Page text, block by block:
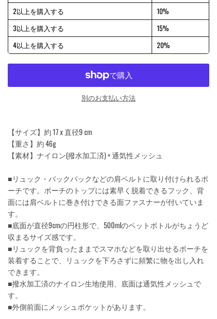
2以上を購入する
10%
3以上を購入する
15%
4以上を購入する
20%
別のお支払い方法
【サイズ】約 17 x 直径9 cm
【重さ】約 46g
【素材】ナイロン(撥水加工済) + 通気性メッシュ
■リュック・バックパックなどの肩ベルトに取り付けられるポ
ーチです。ポーチのトップには素早く脱着できるフック、背
面には肩ベルトに巻き付けできる面ファスナーが付いていま
す。
■底面が直径9cmの円柱形で、500mlのペットボトルがちょうど
収まるサイズ感です。
■リュックを背負ったままでスマホなどを取り出せるポーチを
装着することで、リュックを下ろさずに頻繁に物を出し入れ
できます。
■撥水加工済のナイロン生地使用、底面は通気性メッシュで
す。
■外側前面にメッシュポケットがあります。